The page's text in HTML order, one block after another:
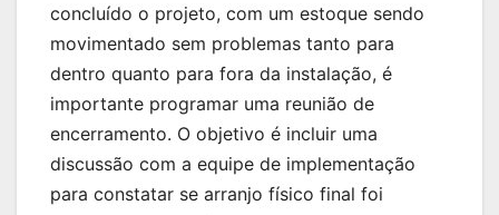
concluído o projeto, com um estoque sendo
movimentado sem problemas tanto para
dentro quanto para fora da instalação, é
importante programar uma reunião de
encerramento. O objetivo é incluir uma
discussão com a equipe de implementação
para constatar se arranjo físico final foi